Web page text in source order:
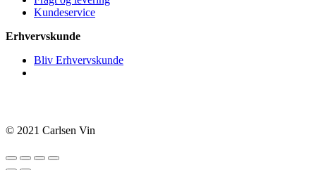
Kundeservice
Erhvervskunde
Bliv Erhvervskunde
© 2021 Carlsen Vin